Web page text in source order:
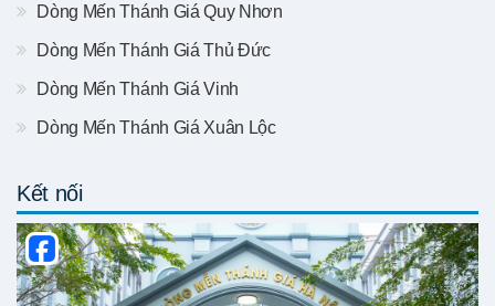
Dòng Mến Thánh Giá Quy Nhơn
Dòng Mến Thánh Giá Thủ Đức
Dòng Mến Thánh Giá Vinh
Dòng Mến Thánh Giá Xuân Lộc
Kết nối